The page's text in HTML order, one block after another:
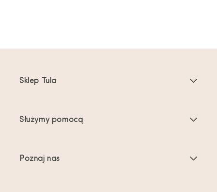
Sklep Tula
Służymy pomocą
Poznaj nas